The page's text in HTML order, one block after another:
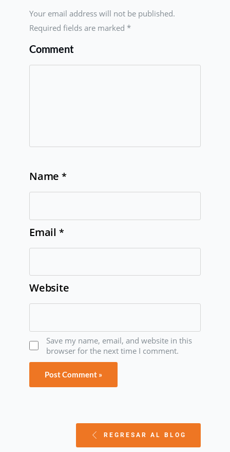
Your email address will not be published.
Required fields are marked *
Comment
Name *
Email *
Website
Save my name, email, and website in this
browser for the next time I comment.
REGRESAR AL BLOG